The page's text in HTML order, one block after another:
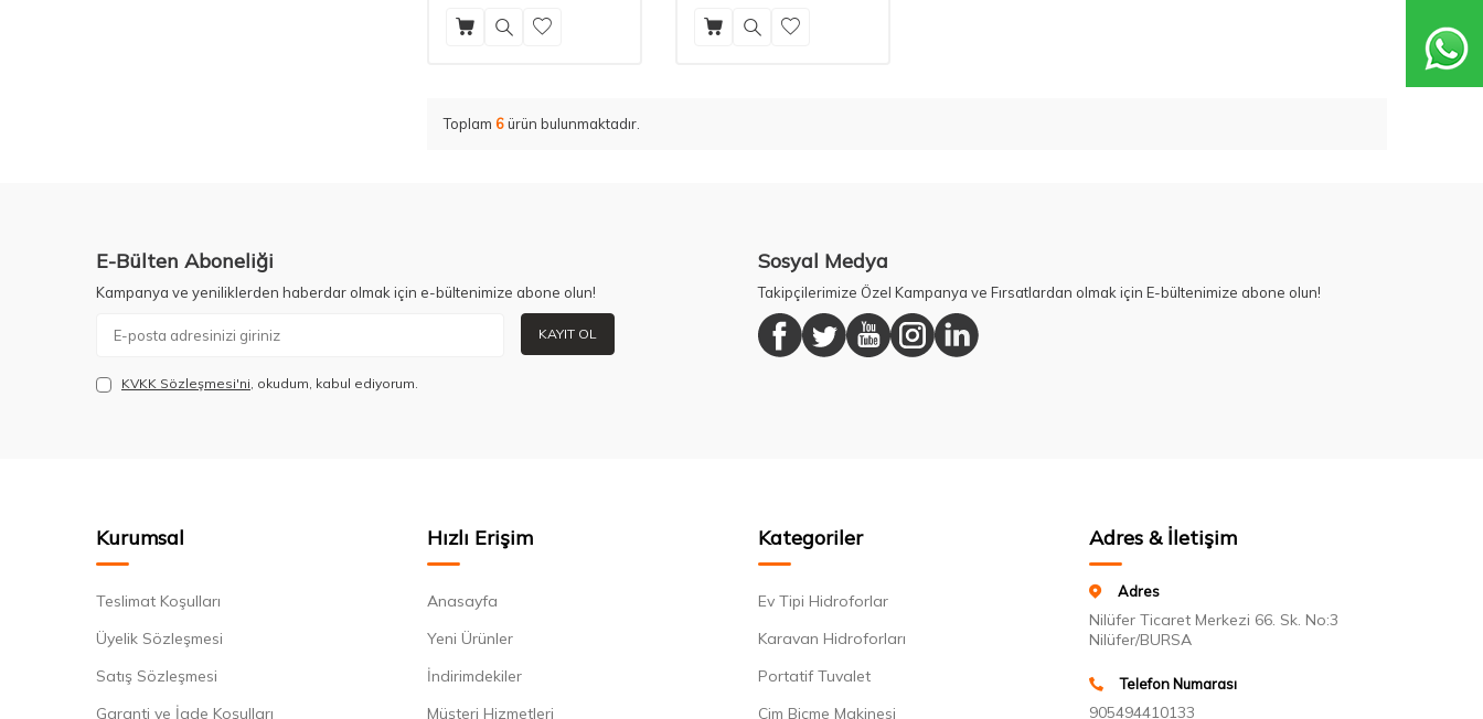
Toplam 6ürün bulunmaktadır.
E-Bülten Aboneliği
Kampanya ve yeniliklerden haberdar olmak için e-bültenimize abone olun!
KAYIT OL
KVKK Sözleşmesi'ni, okudum, kabul ediyorum.
Sosyal Medya
Takipçilerimize Özel Kampanya ve Fırsatlardan olmak için E-bültenimize abone olun!
Kurumsal
Teslimat Koşulları
Üyelik Sözleşmesi
Satış Sözleşmesi
Garanti ve İade Koşulları
Hızlı Erişim
Anasayfa
Yeni Ürünler
İndirimdekiler
Müşteri Hizmetleri
Kategoriler
Ev Tipi Hidroforlar
Karavan Hidroforları
Portatif Tuvalet
Çim Biçme Makinesi
Adres & İletişim
Adres
Nilüfer Ticaret Merkezi 66. Sk. No:3
Nilüfer/BURSA
Telefon Numarası
905494410133